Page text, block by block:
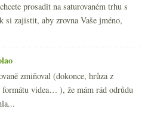
prosadit na saturovaném trhu s
si zajistit, aby zrovna Vaše jméno,
zmiňoval (dokonce, hrůza z
formátu videa… ), že mám rád odrůdu